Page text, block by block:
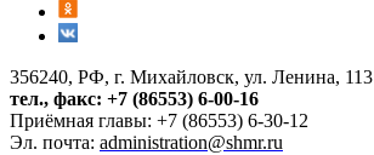
356240, РФ, г. Михайловск, ул. Ленина, 113
тел., факс: +7 (86553) 6-00-16
Приёмная главы: +7 (86553) 6-30-12
Эл. почта: administration@shmr.ru